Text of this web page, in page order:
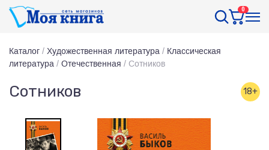
0
Каталог / Художественная литература / Классическая
литература / Отечественная / Сотников
Сотников 18+